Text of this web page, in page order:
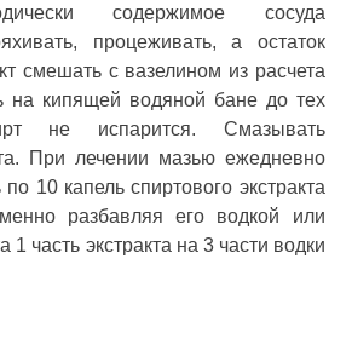
содержимое сосуда
процеживать, а остаток
смешать с вазелином из расчета
на кипящей водяной бане до тех
не испарится. Смазывать
При лечении мазью ежедневно
10 капель спиртового экстракта
разбавляя его водкой или
1 часть экстракта на 3 части водки